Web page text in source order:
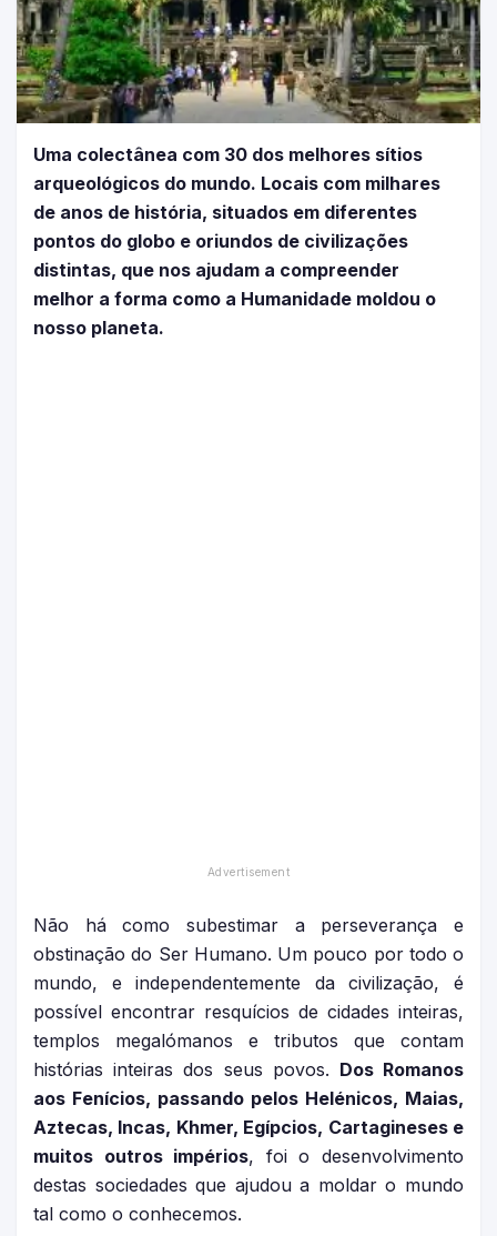
Uma colectânea com 30 dos melhores sítios
arqueológicos do mundo. Locais com milhares
de anos de história, situados em diferentes
pontos do globo e oriundos de civilizações
distintas, que nos ajudam a compreender
melhor a forma como a Humanidade moldou o
nosso planeta.
Não há como subestimar a perseverança e
obstinação do Ser Humano. Um pouco por todo o
mundo, e independentemente da civilização, é
possível encontrar resquícios de cidades inteiras,
templos megalómanos e tributos que contam
histórias inteiras dos seus povos. Dos Romanos
aos Fenícios, passando pelos Helénicos, Maias,
Aztecas, Incas, Khmer, Egípcios, Cartagineses e
muitos outros impérios, foi o desenvolvimento
destas sociedades que ajudou a moldar o mundo
tal como o conhecemos.